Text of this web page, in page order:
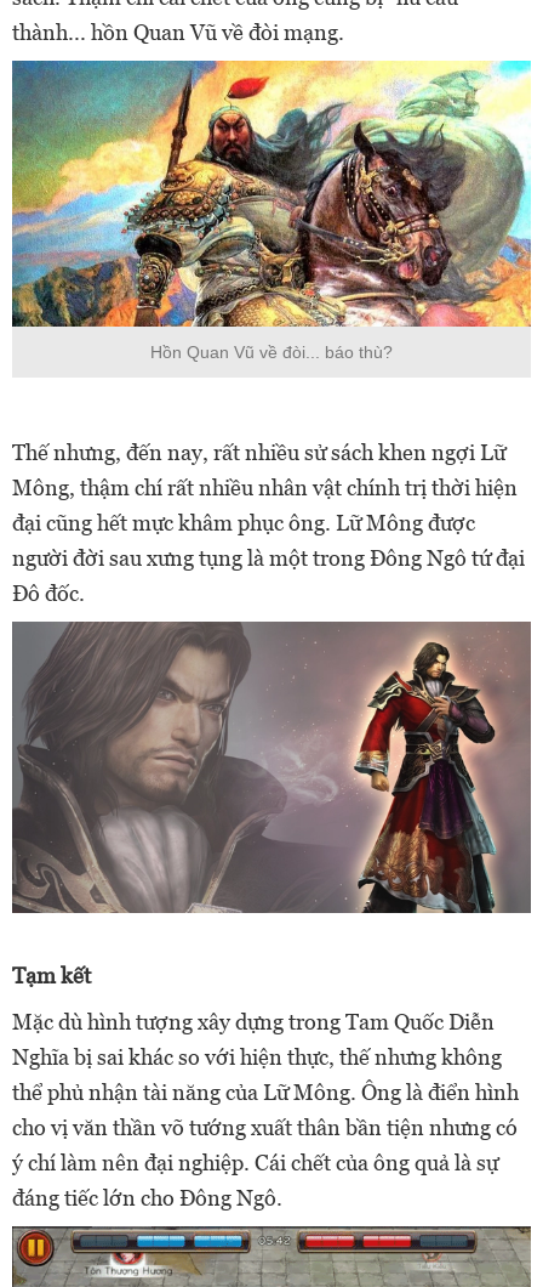
thành... hồn Quan Vũ về đòi mạng.
Hồn Quan Vũ về đòi... báo thù?
Thế nhưng, đến nay, rất nhiều sử sách khen ngợi Lữ
Mông, thậm chí rất nhiều nhân vật chính trị thời hiện
đại cũng hết mực khâm phục ông. Lữ Mông được
người đời sau xưng tụng là một trong Đông Ngô tứ đại
Đô đốc.
Tạm kết
Mặc dù hình tượng xây dựng trong Tam Quốc Diễn
Nghĩa bị sai khác so với hiện thực, thế nhưng không
thể phủ nhận tài năng của Lữ Mông. Ông là điển hình
cho vị văn thần võ tướng xuất thân bần tiện nhưng có
ý chí làm nên đại nghiệp. Cái chết của ông quả là sự
đáng tiếc lớn cho Đông Ngô.